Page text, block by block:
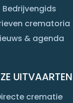
Bedrijvengids
crematoria
& agenda
UITVAARTEN
crematie